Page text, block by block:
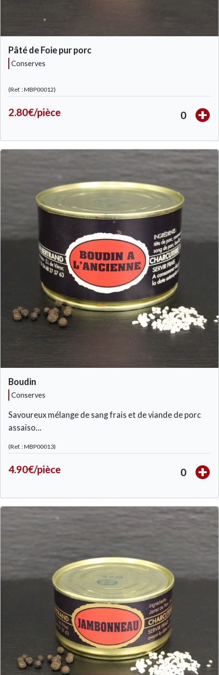
Pâté de Foie pur porc
conserves
(Ref. : MBP00012)
2.80€/pièce 0
Boudin
conserves
Savoureux mélange de sang frais et de viande de porc
assaiso...
(Ref. : MBP00013)
4.90€/pièce 0